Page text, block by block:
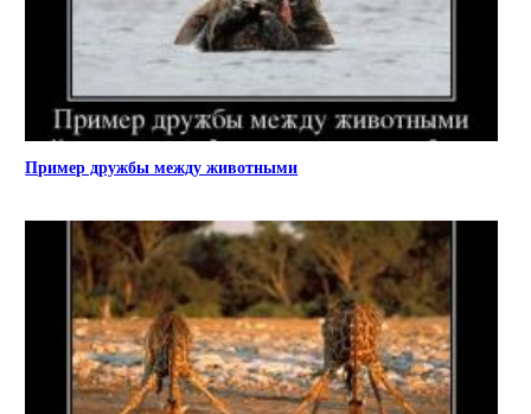
Пример дружбы между животными